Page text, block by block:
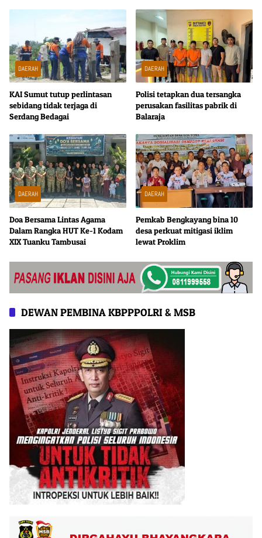
DAERAH
KAI Sumut tutup perlintasan
sebidang tidak terjaga di
Serdang Bedagai
DAERAH
Polisi tetapkan dua tersangka
perusakan fasilitas pabrik di
Balaraja
DAERAH
Doa Bersama Lintas Agama
Dalam Rangka HUT Ke-1 Kodam
XIX Tuanku Tambusai
DAERAH
Pemkab Bengkayang bina 10
desa perkuat mitigasi iklim
lewat Proklim
DEWAN PEMBINA KBPPPOLRI & MSB